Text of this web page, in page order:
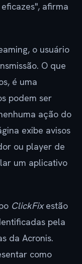
afirma
o usuário
O que
é uma
podem ser
ação do
exibe avisos
ou player de
um aplicativo
ClickFixestão
pela
da Acronis.
como